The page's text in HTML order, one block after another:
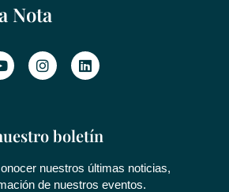
Nota
boletín
nuestros últimas noticias,
de nuestros eventos.